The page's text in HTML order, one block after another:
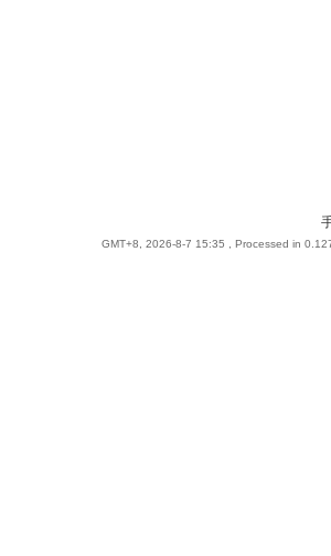
GMT+8, 2026-8-7 15:35 , Processed in